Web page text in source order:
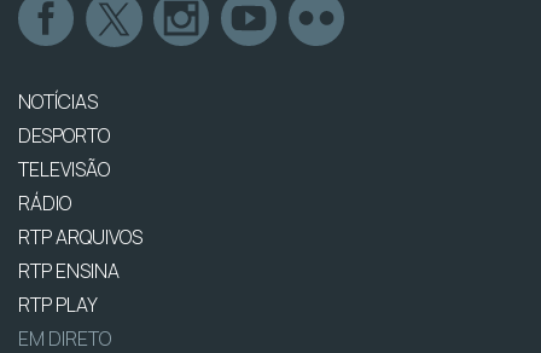
NOTÍCIAS
DESPORTO
TELEVISÃO
RÁDIO
RTP ARQUIVOS
RTP ENSINA
RTP PLAY
EM DIRETO